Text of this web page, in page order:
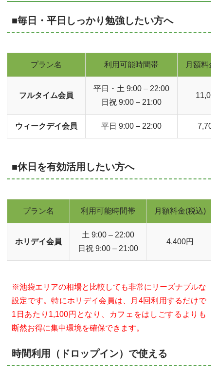
■毎日・平日しっかり勉強したい方へ
プラン名 利用可能時間帯 月額料
フルタイム会員
平日・土 9:00 – 22:00
日祝 9:00 – 21:00
ウィークデイ会員 平日 9:00 – 22:00
■休日を有効活用したい方へ
プラン名 利用可能時間帯 月額料金(税込)
ホリデイ会員
土 9:00 – 22:00
日祝 9:00 – 21:00
4,400円
※池袋エリアの相場と比較しても非常にリーズナブルな
設定です。特にホリデイ会員は、月4回利用するだけで
1日あたり1,100円となり、カフェをはしごするよりも
断然お得に集中環境を確保できます。
時間利用（ドロップイン）で使える